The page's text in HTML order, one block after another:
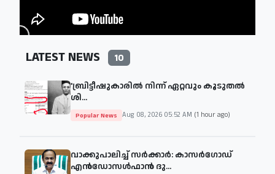
LATEST NEWS 10
'ബ്രിട്ടീഷുകാരില്‍ നിന്ന് ഏറ്റവും കൂടുതല്‍
ശി...
Popular News Aug 08, 2026 05:52 AM (1 hour ago)
വാക്കുപാലിച്ച് സർക്കാർ: കാസർഗോഡ്
എൻഡോസൾഫാൻ ദു...